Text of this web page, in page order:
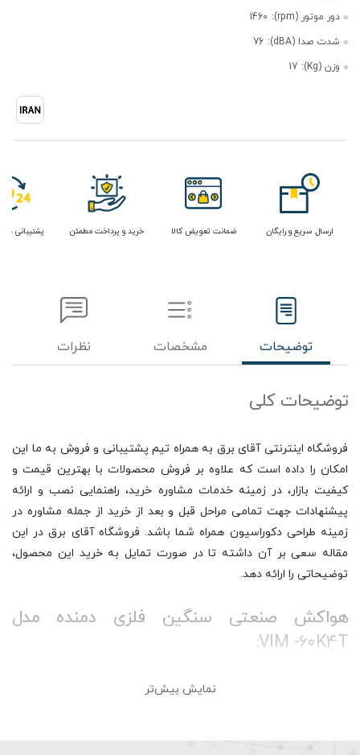
دور موتور (rpm):
1460
شدت صدا (dBA):
76
وزن (Kg):
17
ارسال سریع و رایگان ضمانت تعویض کالا خرید و پرداخت مطمئن پشتیبانی
توضیحات مشخصات نظرات
توضیحات کلی
فروشگاه اینترنتی آقای برق به همراه تیم پشتیبانی و فروش به ما این
امکان را داده است که علاوه بر فروش محصولات با بهترین قیمت و
کیفیت بازار، در زمینه خدمات مشاوره خرید، راهنمایی نصب و ارائه
پیشنهادات جهت تمامی مراحل قبل و بعد از خرید از جمله مشاوره در
زمینه طراحی دکوراسیون همراه شما باشد. فروشگاه آقای برق در این
مقاله سعی بر آن داشته تا در صورت تمایل به خرید این محصول،
توضیحاتی را ارائه دهد.
هواکش صنعتی سنگین فلزی دمنده مدل
VIM -60K4T:
هواکش صنعتی یا تهویه صنعتی دستگاهی است که برای جا به جایی
نمایش بیش‌تر